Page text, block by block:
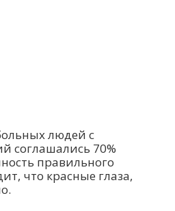
людей с
соглашались 70%
правильного
что красные глаза,